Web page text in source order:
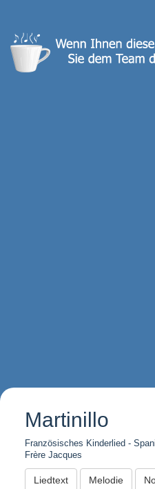
Martinillo
Französisches Kinderlied -
Frère Jacques
Liedtext Melodie